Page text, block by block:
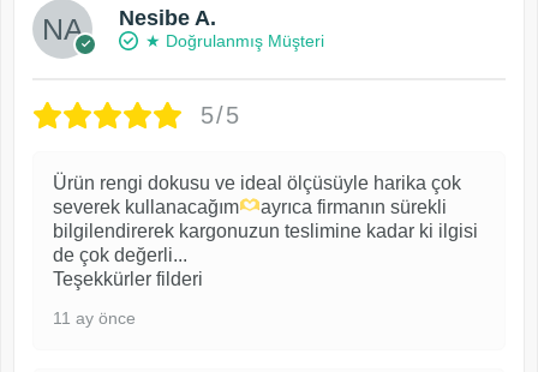
Nesibe A.
★ Doğrulanmış Müşteri
5/5
Ürün rengi dokusu ve ideal ölçüsüyle harika çok
severek kullanacağım
ayrıca firmanın sürekli
bilgilendirerek kargonuzun teslimine kadar ki ilgisi
de çok değerli...
Teşekkürler filderi
11 ay önce